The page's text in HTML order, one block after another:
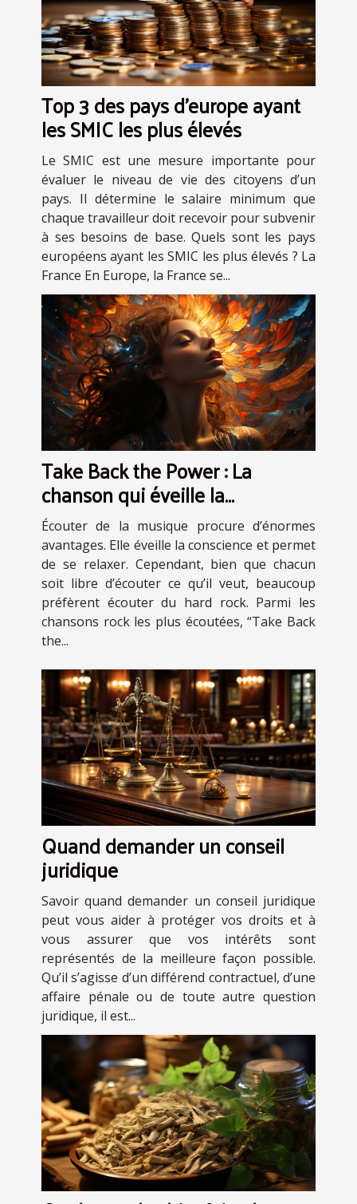
Top 3 des pays d'europe ayant
les SMIC les plus élevés
Le SMIC est une mesure importante pour
évaluer le niveau de vie des citoyens d’un
pays. Il détermine le salaire minimum que
chaque travailleur doit recevoir pour subvenir
à ses besoins de base. Quels sont les pays
européens ayant les SMIC les plus élevés ? La
France En Europe, la France se...
Take Back the Power : La
chanson qui éveille la
conscience et procure des
sensations fortes
Écouter de la musique procure d’énormes
avantages. Elle éveille la conscience et permet
de se relaxer. Cependant, bien que chacun
soit libre d’écouter ce qu’il veut, beaucoup
préfèrent écouter du hard rock. Parmi les
chansons rock les plus écoutées, “Take Back
the...
Quand demander un conseil
juridique
Savoir quand demander un conseil juridique
peut vous aider à protéger vos droits et à
vous assurer que vos intérêts sont
représentés de la meilleure façon possible.
Qu’il s’agisse d’un différend contractuel, d’une
affaire pénale ou de toute autre question
juridique, il est...